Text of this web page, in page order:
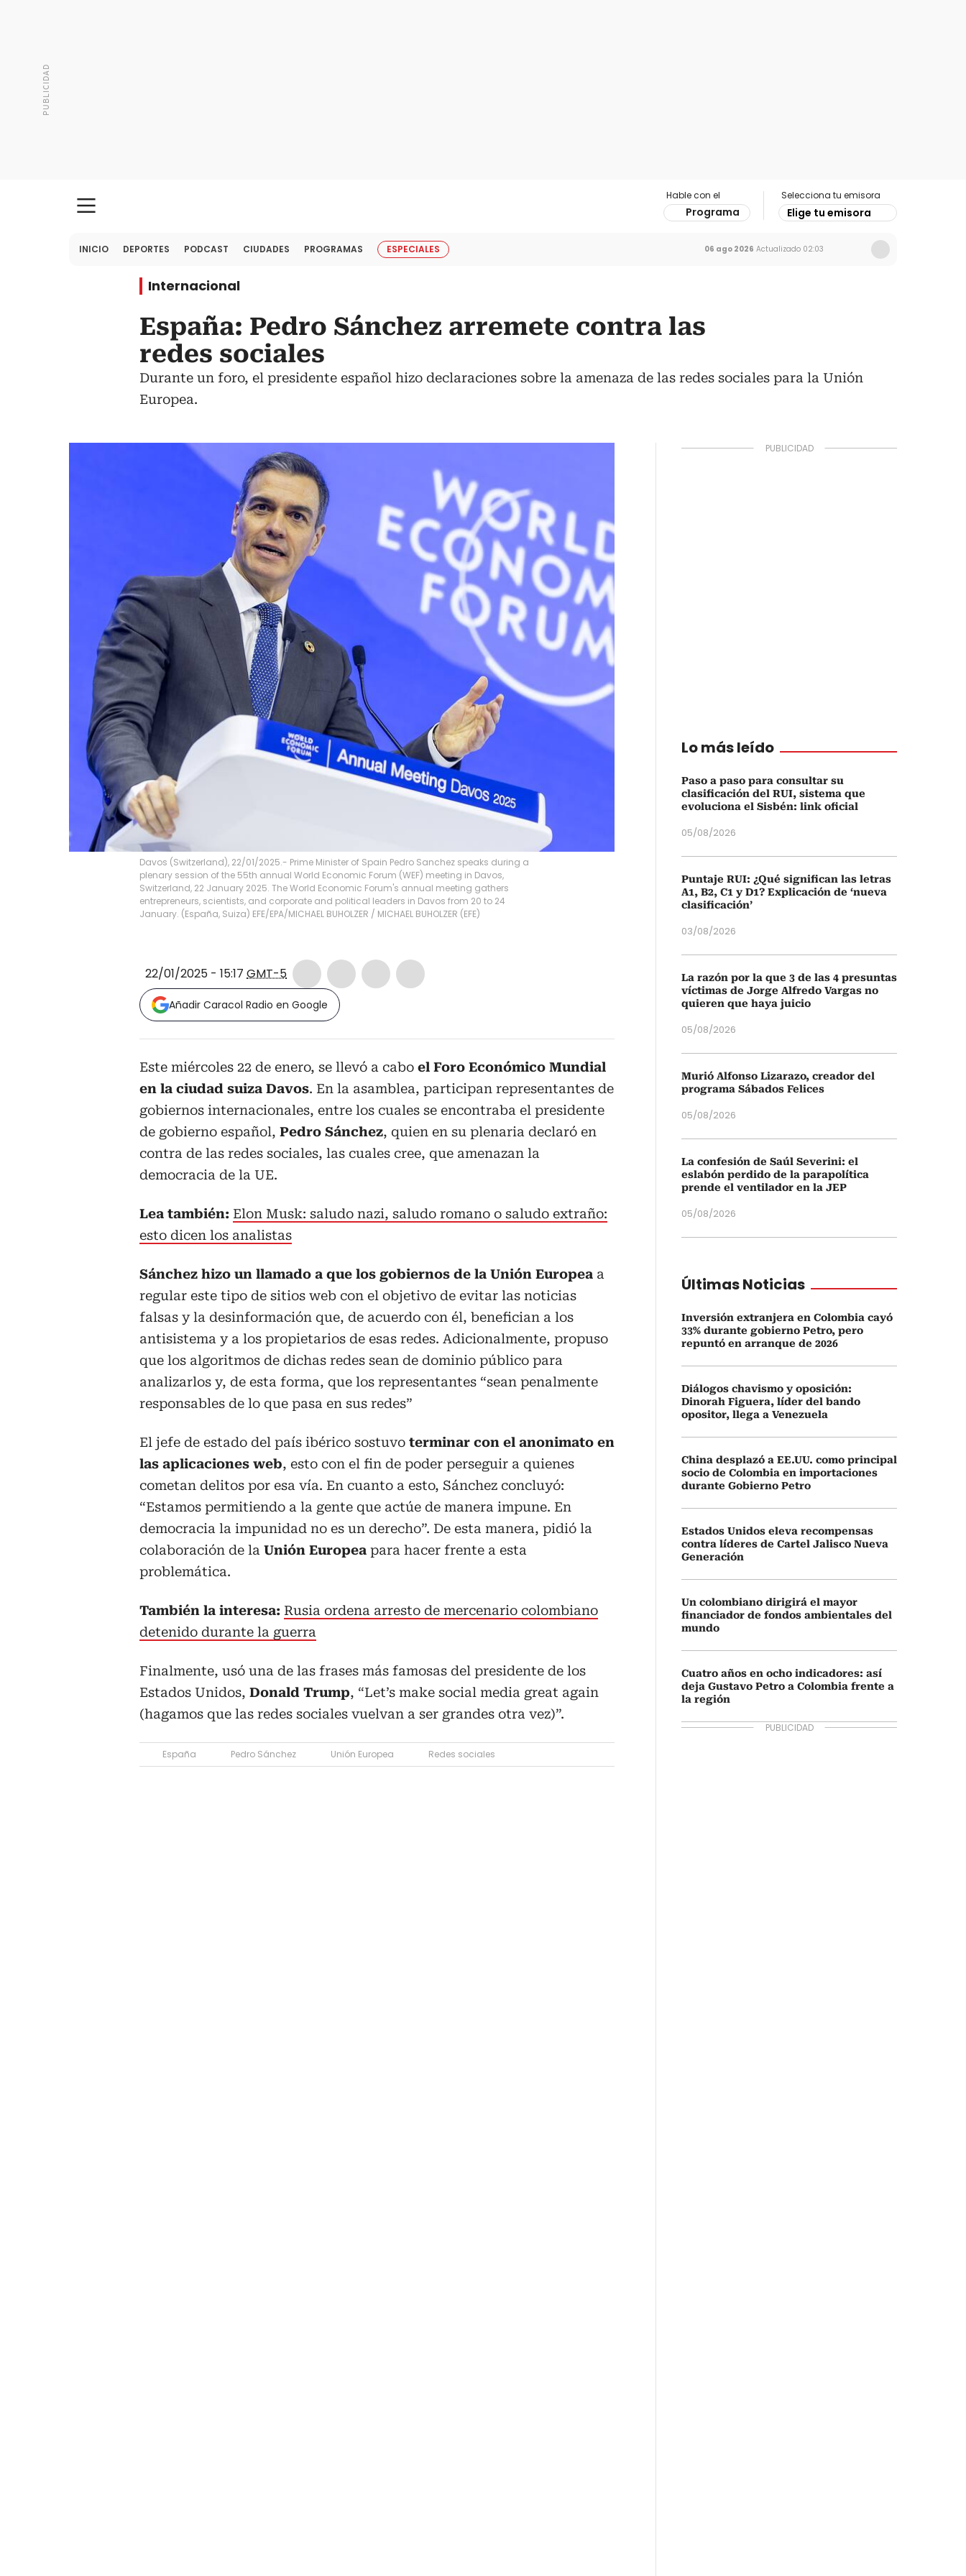
Hable con el
Programa
Selecciona tu emisora
Elige tu emisora
INICIO DEPORTES PODCAST CIUDADES PROGRAMAS ESPECIALES 06 ago 2026 Actualizado 02:03
Internacional
España: Pedro Sánchez arremete contra las
redes sociales
Durante un foro, el presidente español hizo declaraciones sobre la amenaza de las redes sociales para la Unión
Europea.
Davos (Switzerland), 22/01/2025.- Prime Minister of Spain Pedro Sanchez speaks during a
plenary session of the 55th annual World Economic Forum (WEF) meeting in Davos,
Switzerland, 22 January 2025. The World Economic Forum's annual meeting gathers
entrepreneurs, scientists, and corporate and political leaders in Davos from 20 to 24
January. (España, Suiza) EFE/EPA/MICHAEL BUHOLZER / MICHAEL BUHOLZER (EFE)
22/01/2025 - 15:17 GMT-5
Añadir Caracol Radio en Google
Este miércoles 22 de enero, se llevó a cabo el Foro Económico Mundial
en la ciudad suiza Davos. En la asamblea, participan representantes de
gobiernos internacionales, entre los cuales se encontraba el presidente
de gobierno español, Pedro Sánchez, quien en su plenaria declaró en
contra de las redes sociales, las cuales cree, que amenazan la
democracia de la UE.
Lea también: Elon Musk: saludo nazi, saludo romano o saludo extraño:
esto dicen los analistas
Sánchez hizo un llamado a que los gobiernos de la Unión Europea a
regular este tipo de sitios web con el objetivo de evitar las noticias
falsas y la desinformación que, de acuerdo con él, benefician a los
antisistema y a los propietarios de esas redes. Adicionalmente, propuso
que los algoritmos de dichas redes sean de dominio público para
analizarlos y, de esta forma, que los representantes “sean penalmente
responsables de lo que pasa en sus redes”
El jefe de estado del país ibérico sostuvo terminar con el anonimato en
las aplicaciones web, esto con el fin de poder perseguir a quienes
cometan delitos por esa vía. En cuanto a esto, Sánchez concluyó:
“Estamos permitiendo a la gente que actúe de manera impune. En
democracia la impunidad no es un derecho”. De esta manera, pidió la
colaboración de la Unión Europea para hacer frente a esta
problemática.
También la interesa: Rusia ordena arresto de mercenario colombiano
detenido durante la guerra
Finalmente, usó una de las frases más famosas del presidente de los
Estados Unidos, Donald Trump, “Let’s make social media great again
(hagamos que las redes sociales vuelvan a ser grandes otra vez)”.
España Pedro Sánchez Unión Europea Redes sociales
Lo más leído
Paso a paso para consultar su
clasificación del RUI, sistema que
evoluciona el Sisbén: link oficial
05/08/2026
Puntaje RUI: ¿Qué significan las letras
A1, B2, C1 y D1? Explicación de ‘nueva
clasificación’
03/08/2026
La razón por la que 3 de las 4 presuntas
víctimas de Jorge Alfredo Vargas no
quieren que haya juicio
05/08/2026
Murió Alfonso Lizarazo, creador del
programa Sábados Felices
05/08/2026
La confesión de Saúl Severini: el
eslabón perdido de la parapolítica
prende el ventilador en la JEP
05/08/2026
Últimas Noticias
Inversión extranjera en Colombia cayó
33% durante gobierno Petro, pero
repuntó en arranque de 2026
Diálogos chavismo y oposición:
Dinorah Figuera, líder del bando
opositor, llega a Venezuela
China desplazó a EE.UU. como principal
socio de Colombia en importaciones
durante Gobierno Petro
Estados Unidos eleva recompensas
contra líderes de Cartel Jalisco Nueva
Generación
Un colombiano dirigirá el mayor
financiador de fondos ambientales del
mundo
Cuatro años en ocho indicadores: así
deja Gustavo Petro a Colombia frente a
la región